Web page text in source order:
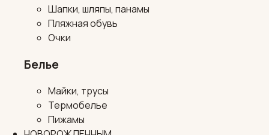
Шапки, шляпы, панамы
Пляжная обувь
Очки
Белье
Майки, трусы
Термобелье
Пижамы